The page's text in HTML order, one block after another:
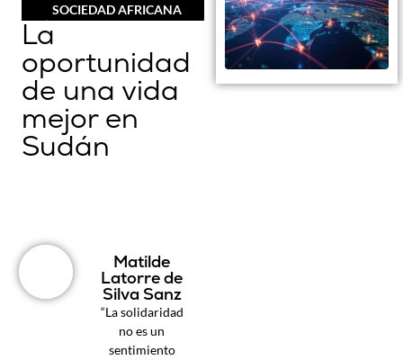
SOCIEDAD AFRICANA
La
oportunidad
de una vida
mejor en
Sudán
Matilde
Latorre de
Silva Sanz
“La solidaridad
no es un
sentimiento